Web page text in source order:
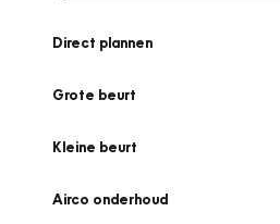
Direct plannen
Grote beurt
Kleine beurt
Airco onderhoud